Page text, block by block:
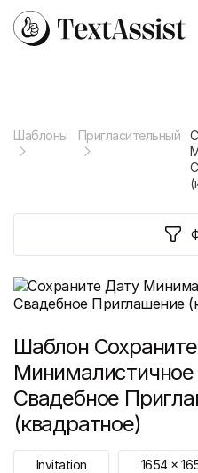
Шаблоны Пригласительный
Шаблон
Минималистичное
Свадебное
(квадратное)
Invitation 1654 x